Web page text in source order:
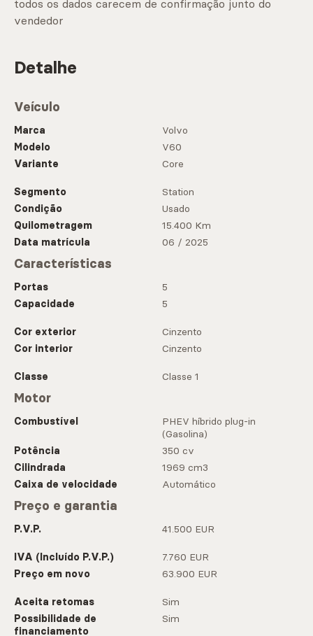
todos os dados carecem de confirmação junto do
vendedor
Detalhe
Veículo
Marca
Volvo
Modelo
V60
Variante
Core
Segmento
Station
Condição
Usado
Quilometragem
15.400 Km
Data matrícula
06 / 2025
Características
Portas
5
Capacidade
5
Cor exterior
Cinzento
Cor interior
Cinzento
Classe Classe 1
Motor
Combustível
PHEV híbrido plug-in
(Gasolina)
Potência
350 cv
Cilindrada
1969 cm3
Caixa de velocidade
Automático
Preço e garantia
P.V.P. 41.500 EUR
IVA (Incluído P.V.P.)
7.760 EUR
Preço em novo
63.900 EUR
Aceita retomas
Sim
Possibilidade de
financiamento
Sim